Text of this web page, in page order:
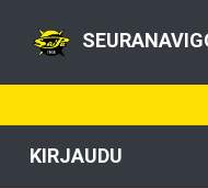
KIRJAUDU